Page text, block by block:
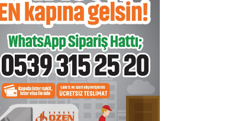
Sinop
Siyaset
Genel